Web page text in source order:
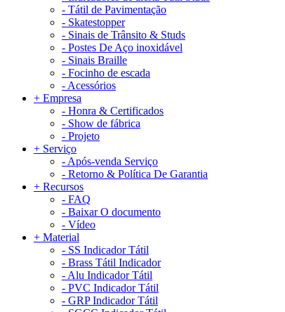
- Tátil de Pavimentação
- Skatestopper
- Sinais de Trânsito & Studs
- Postes De Aço inoxidável
- Sinais Braille
- Focinho de escada
- Acessórios
+ Empresa
- Honra & Certificados
- Show de fábrica
- Projeto
+ Serviço
- Após-venda Serviço
- Retorno & Política De Garantia
+ Recursos
- FAQ
- Baixar O documento
- Vídeo
+ Material
- SS Indicador Tátil
- Brass Tátil Indicador
- Alu Indicador Tátil
- PVC Indicador Tátil
- GRP Indicador Tátil